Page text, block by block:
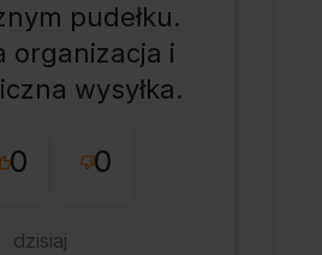
pudełku.
organizacja i
wysyłka.
nie pierwszy
perfekt.
0 0
dzisiaj